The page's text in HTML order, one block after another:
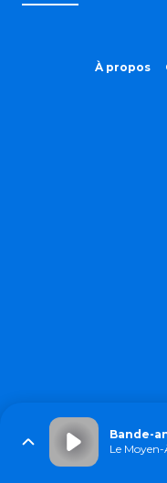
À propos
Bande-
Le Moyen-